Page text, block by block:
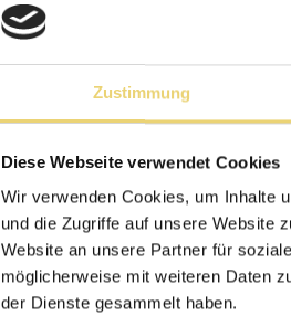
Zustimmung
Diese Webseite verwendet Cookies
Wir verwenden Cookies, um Inhalte
und die Zugriffe auf unsere Website
Website an unsere Partner für
möglicherweise mit weiteren Daten
der Dienste gesammelt haben.
MICE
LENKERHOF EXCLUSIF